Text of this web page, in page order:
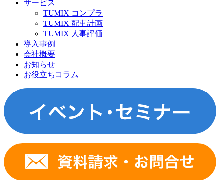
サービス
TUMIX コンプラ
TUMIX 配車計画
TUMIX 人事評価
導入事例
会社概要
お知らせ
お役立ちコラム